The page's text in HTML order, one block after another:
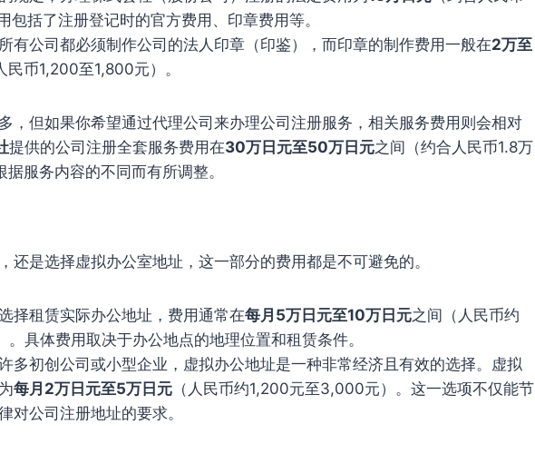
括了注册登记时的官方费用、印章费用等。
有公司都必须制作公司的法人印章（印鉴），而印章的制作费用一般在2万至
民币1,200至1,800元）。
，但如果你希望通过代理公司来办理公司注册服务，相关服务费用则会相对
提供的公司注册全套服务费用在30万日元至50万日元之间（约合人民币1.8万
服务内容的不同而有所调整。
还是选择虚拟办公室地址，这一部分的费用都是不可避免的。
择租赁实际办公地址，费用通常在每月5万日元至10万日元之间（人民币约
具体费用取决于办公地点的地理位置和租赁条件。
许多初创公司或小型企业，虚拟办公地址是一种非常经济且有效的选择。虚拟
每月2万日元至5万日元 （人民币约1,200元至3,000元）。这一选项不仅能节
对公司注册地址的要求。